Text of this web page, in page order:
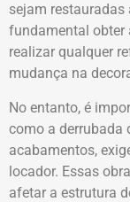
sejam restauradas
fundamental obter
realizar qualquer
mudança na
No entanto, é
como a derrubada
acabamentos,
locador. Essas
afetar a estrutura